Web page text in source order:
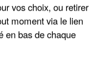
vos choix, ou retirer
moment via le lien
en bas de chaque